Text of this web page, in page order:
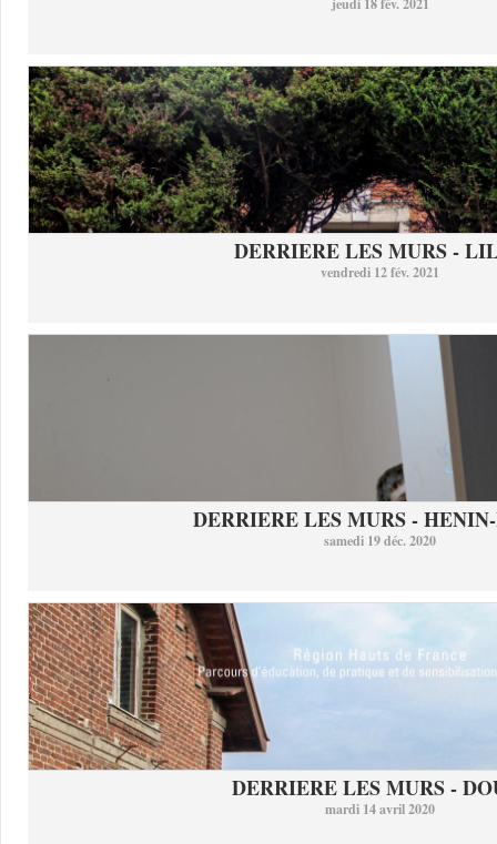
jeudi 18 fév. 2021
DERRIERE LES MURS -
vendredi 12 fév. 2021
DERRIERE LES MURS -
samedi 19 déc. 2020
DERRIERE LES MURS -
mardi 14 avril 2020